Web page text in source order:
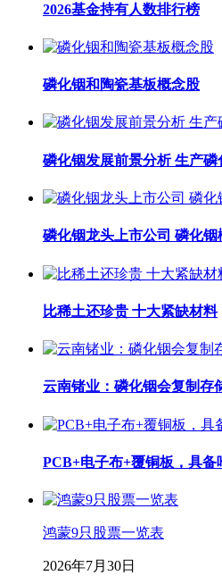
2026基金持有人数排行榜
磷化铟和陶瓷基板概念股
磷化铟发展前景分析 生产磷
磷化铟龙头上市公司 磷化铟
比稀土还珍贵 十大紧缺材料
云南锗业：磷化铟会复制存
PCB+电子布+覆铜板，具备
鸿蒙9只股票一览表
2026年7月30日